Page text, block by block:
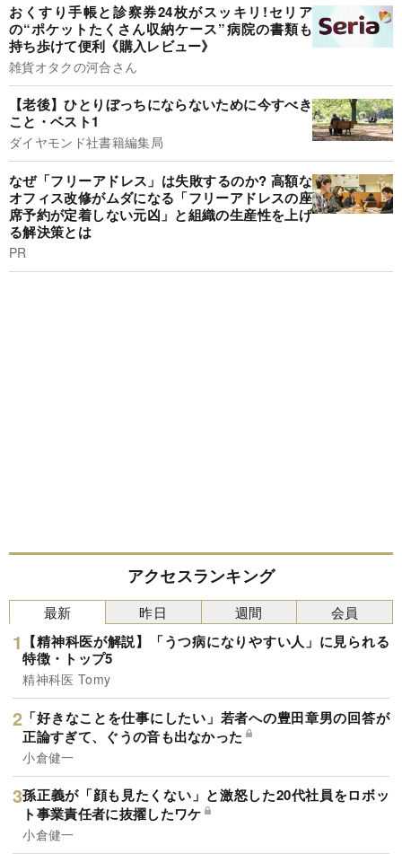
おくすり手帳と診察券24枚がスッキリ!セリア
の“ポケットたくさん収納ケース”病院の書類も
持ち歩けて便利《購入レビュー》
雑貨オタクの河合さん
【老後】ひとりぼっちにならないために今すべき
こと・ベスト1
ダイヤモンド社書籍編集局
なぜ「フリーアドレス」は失敗するのか? 高額な
オフィス改修がムダになる「フリーアドレスの座
席予約が定着しない元凶」と組織の生産性を上げ
る解決策とは
PR
アクセスランキング
最新
【精神科医が解説】「うつ病になりやすい人」に見られる
特徴・トップ5
精神科医 Tomy
「好きなことを仕事にしたい」若者への豊田章男の回答が
正論すぎて、ぐうの音も出なかった
小倉健一
孫正義が「顔も見たくない」と激怒した20代社員をロボッ
ト事業責任者に抜擢したワケ
小倉健一
昨日 週間 会員